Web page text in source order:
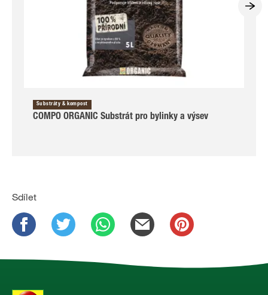
Substráty & kompost
COMPO ORGANIC Substrát pro bylinky a výsev
Sdílet